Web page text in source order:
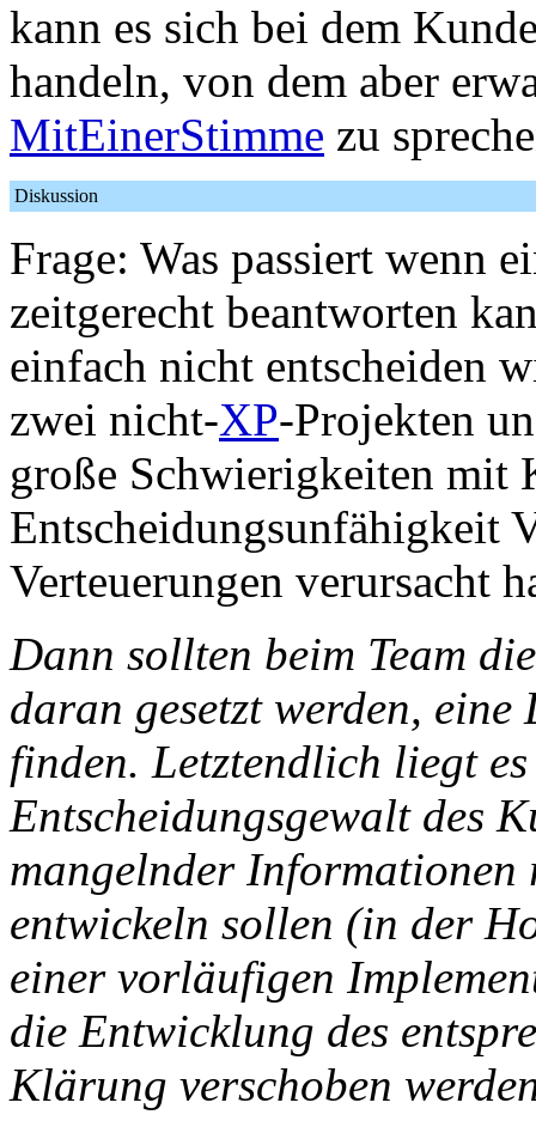
kann es sich bei dem
handeln, von dem aber
MitEinerStimme zu
Diskussion
Frage: Was passiert wenn
zeitgerecht beantworten
einfach nicht entscheiden
zwei nicht-XP-Projekten
große Schwierigkeiten mit
Entscheidungsunfähigkeit
Verteuerungen verursacht
Dann sollten beim Team
daran gesetzt werden,
finden. Letztendlich liegt
Entscheidungsgewalt des
mangelnder
entwickeln sollen (in der
einer vorläufigen
die Entwicklung des
Klärung verschoben